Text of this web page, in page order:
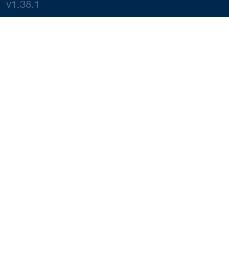
v1.38.1